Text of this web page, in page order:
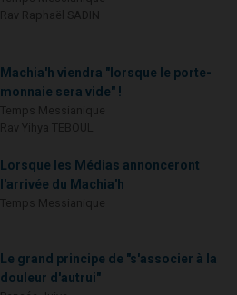
Machia'h viendra "lorsque le porte-
monnaie sera vide" !
Lorsque les Médias annonceront
l'arrivée du Machia'h
Le grand principe de "s'associer à la
douleur d'autrui"